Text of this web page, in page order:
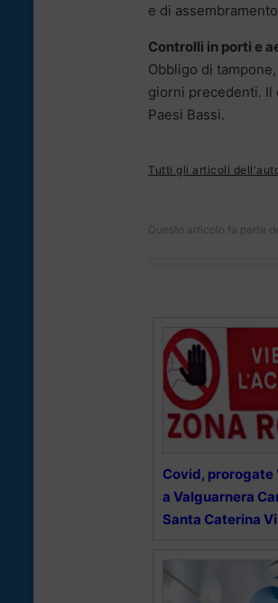
e di
Controlli in porti e
Obbligo di
giorni precedenti. Il
Paesi Bassi.
Tutti gli articoli
Questo articolo fa parte
Covid, prorogate
a Valguarnera
Santa Caterina